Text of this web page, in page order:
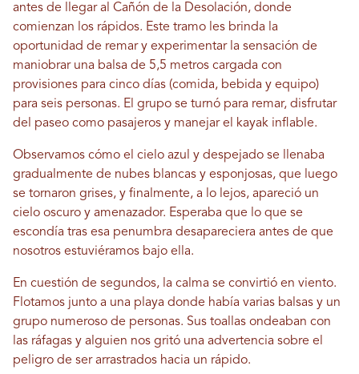
antes de llegar al Cañón de la Desolación, donde
comienzan los rápidos. Este tramo les brinda la
oportunidad de remar y experimentar la sensación de
maniobrar una balsa de 5,5 metros cargada con
provisiones para cinco días (comida, bebida y equipo)
para seis personas. El grupo se turnó para remar, disfrutar
del paseo como pasajeros y manejar el kayak inflable.
Observamos cómo el cielo azul y despejado se llenaba
gradualmente de nubes blancas y esponjosas, que luego
se tornaron grises, y finalmente, a lo lejos, apareció un
cielo oscuro y amenazador. Esperaba que lo que se
escondía tras esa penumbra desapareciera antes de que
nosotros estuviéramos bajo ella.
En cuestión de segundos, la calma se convirtió en viento.
Flotamos junto a una playa donde había varias balsas y un
grupo numeroso de personas. Sus toallas ondeaban con
las ráfagas y alguien nos gritó una advertencia sobre el
peligro de ser arrastrados hacia un rápido.